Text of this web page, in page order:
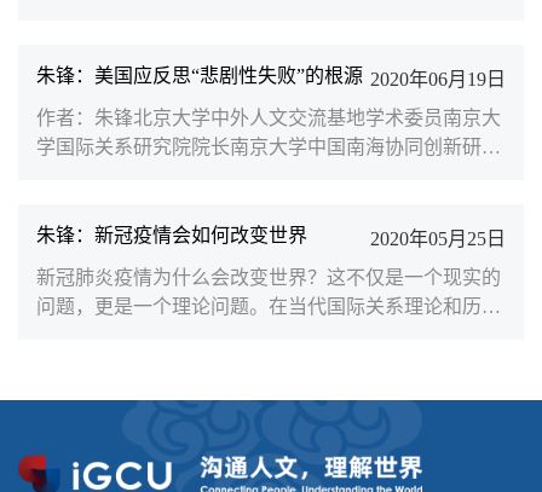
力、更没有卷入任何一场新的地区军事冲突。然而，西
方国家对中国崛起的忧虑并不取决于中国对外关系的话
语承诺，也不取决于中国对自身外交与国际行动的判断
和认知。由于国际关系本身就是一种复杂的社会关系，
朱锋：美国应反思“悲剧性失败”的根源 2020年06月19日
作者：朱锋北京大学中外人文交流基地学术委员南京大
学国际关系研究院院长南京大学中国南海协同创新研究
的活跃程度、教育和科学研究的普及以及制造业的高精
尖和军事实力，美国仍然是首屈一指的国家。然而，今
天对世界秩序和人类经济增长前景的潜在伤害，美国也
将大大超越其他国家。日前，美国四任前总统奥巴马、
朱锋：新冠疫情会如何改变世界
2020年05月25日
新冠肺炎疫情为什么会改变世界？这不仅是一个现实的
问题，更是一个理论问题。在当代国际关系理论和历史
新书写了人类危机和灾难叙事，改变我们对世界政治的
理论认知和历史经验。具体来说，新冠疫情正从以下四